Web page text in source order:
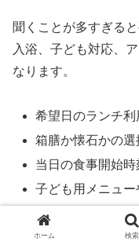
聞くことが多すぎる
入浴、子ども対応、
なります。
希望日のランチ利
箱膳か懐石かの
当日の食事開始
子ども用メニュ
バス利用時の到
最新の交通事情や
ホーム 検索